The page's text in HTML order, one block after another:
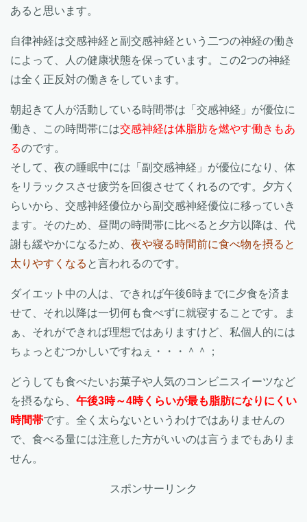
あると思います。
自律神経は交感神経と副交感神経という二つの神経の働き
によって、人の健康状態を保っています。この2つの神経
は全く正反対の働きをしています。
朝起きて人が活動している時間帯は「交感神経」が優位に
働き、この時間帯には交感神経は体脂肪を燃やす働きもあ
るのです。
そして、夜の睡眠中には「副交感神経」が優位になり、体
をリラックスさせ疲労を回復させてくれるのです。夕方く
らいから、交感神経優位から副交感神経優位に移っていき
ます。そのため、昼間の時間帯に比べると夕方以降は、代
謝も緩やかになるため、 夜や寝る時間前に食べ物を摂ると
太りやすくなる と言われるのです。
ダイエット中の人は、できれば午後6時までに夕食を済ま
せて、それ以降は一切何も食べずに就寝することです。ま
ぁ、それができれば理想ではありますけど、私個人的には
ちょっとむつかしいですねぇ・・・＾＾；
どうしても食べたいお菓子や人気のコンビニスイーツなど
を摂るなら、 午後3時～4時くらいが最も脂肪になりにくい
時間帯です。全く太らないというわけではありませんの
で、食べる量には注意した方がいいのは言うまでもありま
せん。
スポンサーリンク